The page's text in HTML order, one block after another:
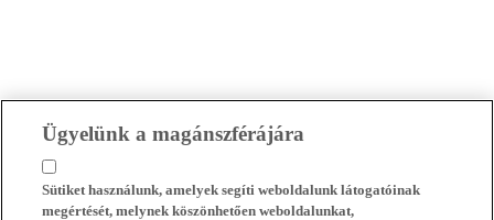
Ügyelünk a magánszférájára
Sütiket használunk, amelyek segíti weboldalunk látogatóinak
megértését, melynek köszönhetően weboldalunkat,